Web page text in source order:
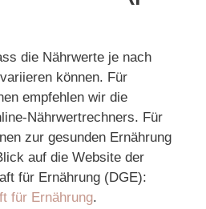
die Nährwerte je nach
können. Für
empfehlen wir die
Nährwertrechners. Für
zur gesunden Ernährung
auf die Website der
für Ernährung (DGE):
für Ernährung.